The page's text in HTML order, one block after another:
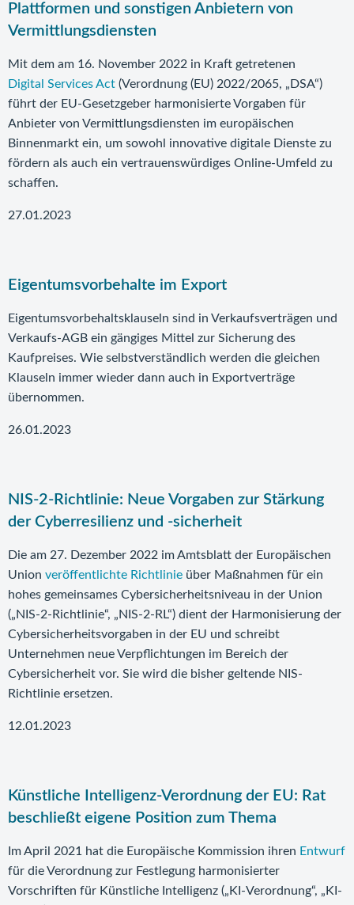
Plattformen und sonstigen Anbietern von
Vermittlungsdiensten
Mit dem am 16. November 2022 in Kraft getretenen
Digital Services Act (Verordnung (EU) 2022/2065, „DSA“)
führt der EU-Gesetzgeber harmonisierte Vorgaben für
Anbieter von Vermittlungsdiensten im europäischen
Binnenmarkt ein, um sowohl innovative digitale Dienste zu
fördern als auch ein vertrauenswürdiges Online-Umfeld zu
schaffen.
27.01.2023
Eigentumsvorbehalte im Export
Eigentumsvorbehaltsklauseln sind in Verkaufsverträgen und
Verkaufs-AGB ein gängiges Mittel zur Sicherung des
Kaufpreises. Wie selbstverständlich werden die gleichen
Klauseln immer wieder dann auch in Exportverträge
übernommen.
26.01.2023
NIS-2-Richtlinie: Neue Vorgaben zur Stärkung
der Cyberresilienz und -sicherheit
Die am 27. Dezember 2022 im Amtsblatt der Europäischen
Union veröffentlichte Richtlinie über Maßnahmen für ein
hohes gemeinsames Cybersicherheitsniveau in der Union
(„NIS-2-Richtlinie“, „NIS-2-RL“) dient der Harmonisierung der
Cybersicherheitsvorgaben in der EU und schreibt
Unternehmen neue Verpflichtungen im Bereich der
Cybersicherheit vor. Sie wird die bisher geltende NIS-
Richtlinie ersetzen.
12.01.2023
Künstliche Intelligenz-Verordnung der EU: Rat
beschließt eigene Position zum Thema
Im April 2021 hat die Europäische Kommission ihren Entwurf
für die Verordnung zur Festlegung harmonisierter
Vorschriften für Künstliche Intelligenz („KI-Verordnung“, „KI-